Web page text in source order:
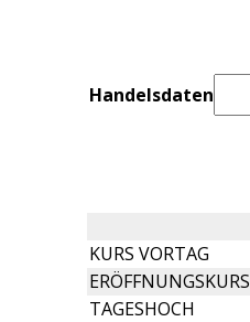
Handelsdaten
KURS VORTAG
ERÖFFNUNGSKURS
TAGESHOCH